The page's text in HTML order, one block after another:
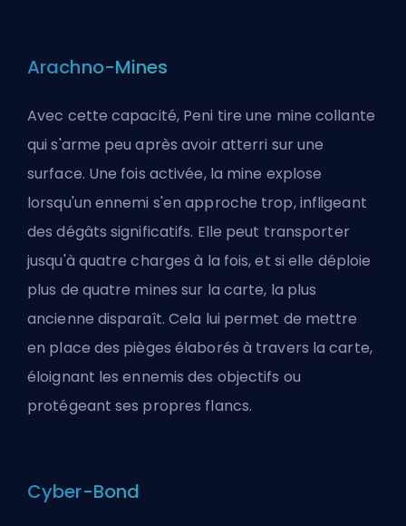
Arachno-Mines
Avec cette capacité, Peni tire une mine collante
qui s'arme peu après avoir atterri sur une
surface. Une fois activée, la mine explose
lorsqu'un ennemi s'en approche trop, infligeant
des dégâts significatifs. Elle peut transporter
jusqu'à quatre charges à la fois, et si elle déploie
plus de quatre mines sur la carte, la plus
ancienne disparaît. Cela lui permet de mettre
en place des pièges élaborés à travers la carte,
éloignant les ennemis des objectifs ou
protégeant ses propres flancs.
Cyber-Bond